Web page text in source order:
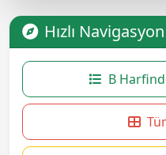
Hızlı Navigasyon
B